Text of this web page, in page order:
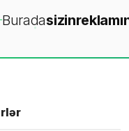
Buradasizin